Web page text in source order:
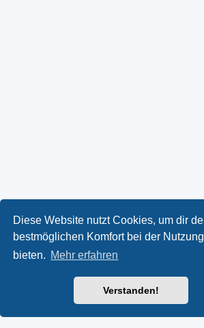
Diese Website nutzt Cookies, um dir
bestmöglichen Komfort bei der
bieten. Mehr erfahren
Verstanden!